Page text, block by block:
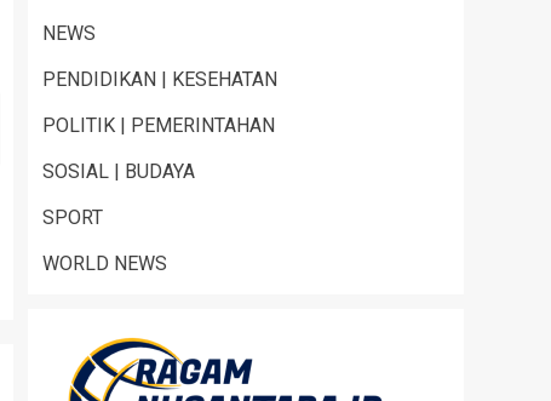
NEWS
PENDIDIKAN | KESEHATAN
POLITIK | PEMERINTAHAN
SOSIAL | BUDAYA
SPORT
WORLD NEWS